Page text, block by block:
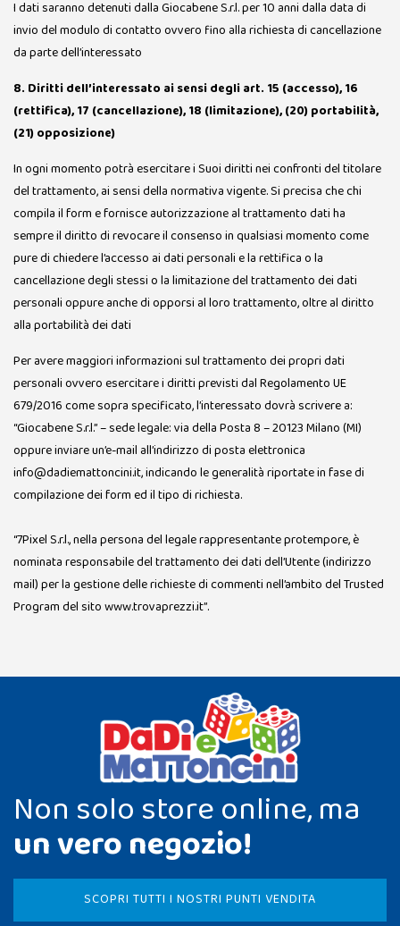
I dati saranno detenuti dalla Giocabene S.r.l. per 10 anni dalla data di
invio del modulo di contatto ovvero fino alla richiesta di cancellazione
da parte dell’interessato
8. Diritti dell’interessato ai sensi degli art. 15 (accesso), 16
(rettifica), 17 (cancellazione), 18 (limitazione), (20) portabilità,
(21) opposizione)
In ogni momento potrà esercitare i Suoi diritti nei confronti del titolare
del trattamento, ai sensi della normativa vigente. Si precisa che chi
compila il form e fornisce autorizzazione al trattamento dati ha
sempre il diritto di revocare il consenso in qualsiasi momento come
pure di chiedere l’accesso ai dati personali e la rettifica o la
cancellazione degli stessi o la limitazione del trattamento dei dati
personali oppure anche di opporsi al loro trattamento, oltre al diritto
alla portabilità dei dati
Per avere maggiori informazioni sul trattamento dei propri dati
personali ovvero esercitare i diritti previsti dal Regolamento UE
679/2016 come sopra specificato, l’interessato dovrà scrivere a:
“Giocabene S.r.l.” – sede legale: via della Posta 8 – 20123 Milano (MI)
oppure inviare un’e-mail all’indirizzo di posta elettronica
info@dadiemattoncini.it, indicando le generalità riportate in fase di
compilazione dei form ed il tipo di richiesta.
“7Pixel S.r.l., nella persona del legale rappresentante protempore, è
nominata responsabile del trattamento dei dati dell’Utente (indirizzo
mail) per la gestione delle richieste di commenti nell’ambito del Trusted
Program del sito www.trovaprezzi.it”.
Non solo store online, ma
un vero negozio!
SCOPRI TUTTI I NOSTRI PUNTI VENDITA